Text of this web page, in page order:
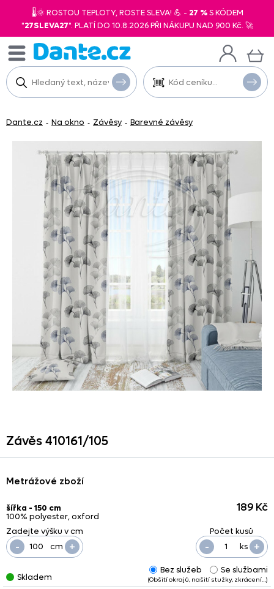
🌡️🌞 ROSTOU TEPLOTY, ROSTE SLEVA! 💪 - 27 %S KÓDEM
"27SLEVA27". PLATÍ DO 10.8.2026 PŘI NÁKUPU NAD 900 Kč. 🚀
Dante.cz - Na okno - Závěsy - Barevné závěsy
Závěs 410161/105
Metrážové zboží
šířka - 150 cm
100% polyester, oxford
cm +
- ks +
-
189 Kč
Skladem
Bez služeb Se službami
(Obšití okrajů, našití stužky, zkrácení…)